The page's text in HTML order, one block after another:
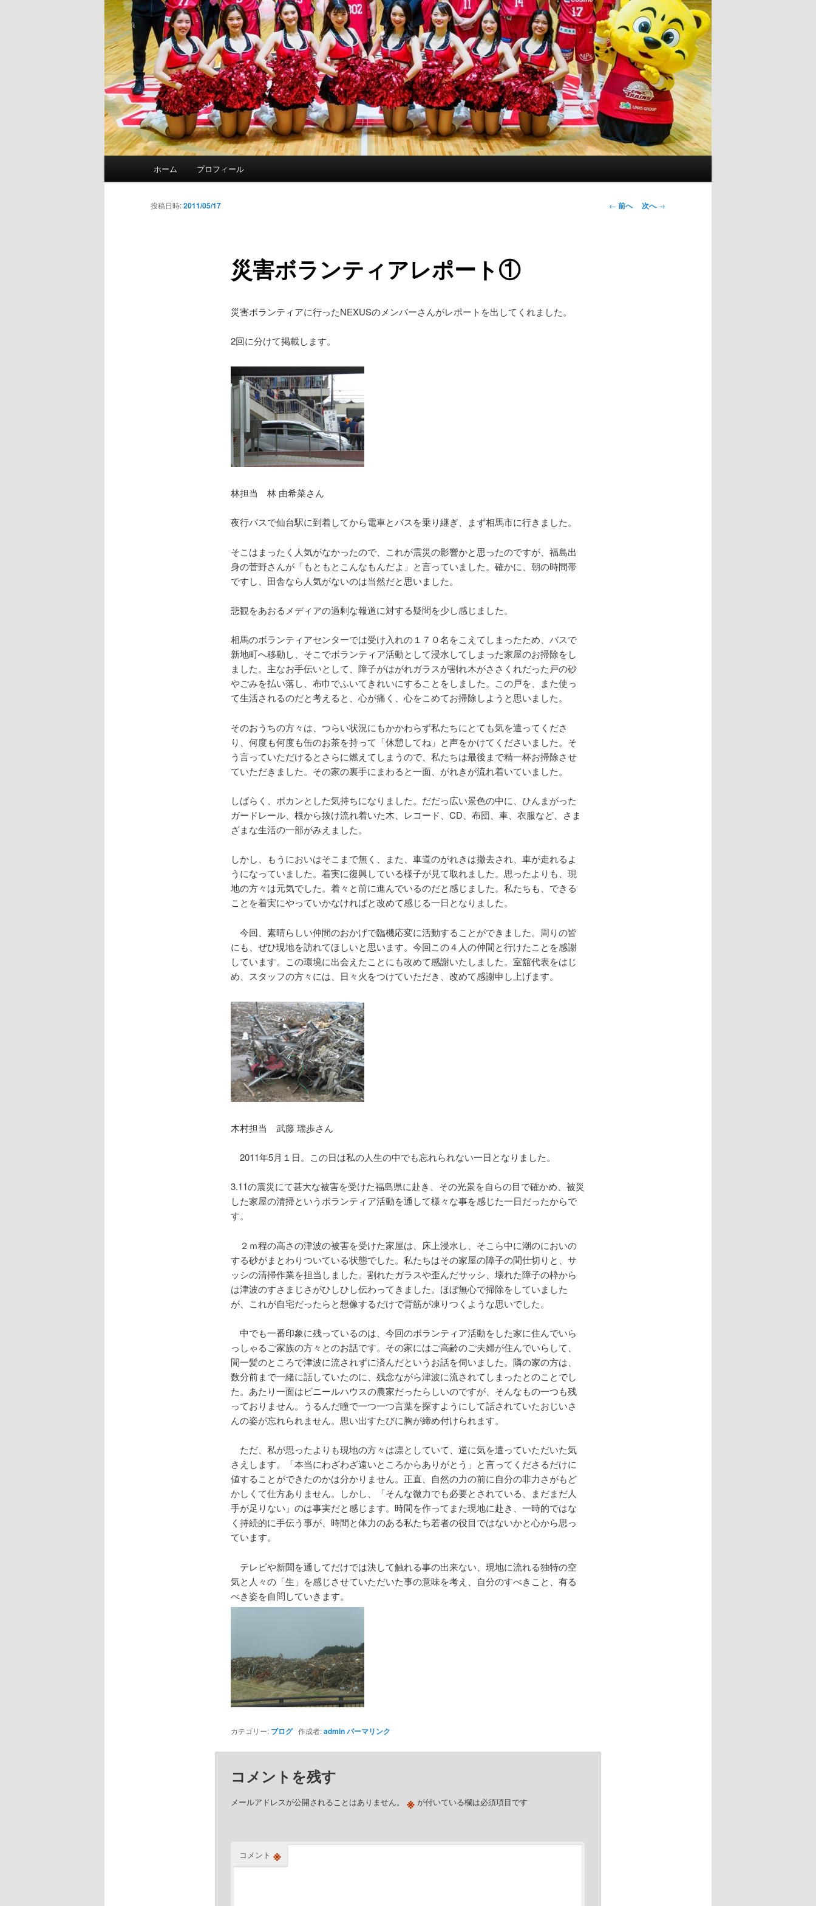
ホーム プロフィール
投
← 前へ 次へ→
災害ボランティアレポート①
投稿日時:2011/05/17
災害ボランティアに行ったNEXUSのメンバーさんがレポートを出してくれました。
2回に分けて掲載します。
林担当 林 由希菜さん
夜行バスで仙台駅に到着してから電車とバスを乗り継ぎ、まず相馬市に行きました。
そこはまったく人気がなかったので、これが震災の影響かと思ったのですが、福島出
身の菅野さんが「もともとこんなもんだよ」と言っていました。確かに、朝の時間帯
ですし、田舎なら人気がないのは当然だと思いました。
悲観をあおるメディアの過剰な報道に対する疑問を少し感じました。
相馬のボランティアセンターでは受け入れの１７０名をこえてしまったため、バスで
新地町へ移動し、そこでボランティア活動として浸水してしまった家屋のお掃除をし
ました。主なお手伝いとして、障子がはがれガラスが割れ木がささくれだった戸の砂
やごみを払い落し、布巾でふいてきれいにすることをしました。この戸を、また使っ
て生活されるのだと考えると、心が痛く、心をこめてお掃除しようと思いました。
そのおうちの方々は、つらい状況にもかかわらず私たちにとても気を遣ってくださ
り、何度も何度も缶のお茶を持って「休憩してね」と声をかけてくださいました。そ
う言っていただけるとさらに燃えてしまうので、私たちは最後まで精一杯お掃除させ
ていただきました。その家の裏手にまわると一面、がれきが流れ着いていました。
しばらく、ポカンとした気持ちになりました。だだっ広い景色の中に、ひんまがった
ガードレール、根から抜け流れ着いた木、レコード、CD、布団、車、衣服など、さま
ざまな生活の一部がみえました。
しかし、もうにおいはそこまで無く、また、車道のがれきは撤去され、車が走れるよ
うになっていました。着実に復興している様子が見て取れました。思ったよりも、現
地の方々は元気でした。着々と前に進んでいるのだと感じました。私たちも、できる
ことを着実にやっていかなければと改めて感じる一日となりました。
今回、素晴らしい仲間のおかげで臨機応変に活動することができました。周りの皆
にも、ぜひ現地を訪れてほしいと思います。今回この４人の仲間と行けたことを感謝
しています。この環境に出会えたことにも改めて感謝いたしました。室舘代表をはじ
め、スタッフの方々には、日々火をつけていただき、改めて感謝申し上げます。
木村担当 武藤 瑞歩さん
2011年5月１日。この日は私の人生の中でも忘れられない一日となりました。
3.11の震災にて甚大な被害を受けた福島県に赴き、その光景を自らの目で確かめ、被災
した家屋の清掃というボランティア活動を通して様々な事を感じた一日だったからで
す。
２ｍ程の高さの津波の被害を受けた家屋は、床上浸水し、そこら中に潮のにおいの
する砂がまとわりついている状態でした。私たちはその家屋の障子の間仕切りと、サ
ッシの清掃作業を担当しました。割れたガラスや歪んだサッシ、壊れた障子の枠から
は津波のすさまじさがひしひし伝わってきました。ほぼ無心で掃除をしていました
が、これが自宅だったらと想像するだけで背筋が凍りつくような思いでした。
中でも一番印象に残っているのは、今回のボランティア活動をした家に住んでいら
っしゃるご家族の方々とのお話です。その家にはご高齢のご夫婦が住んでいらして、
間一髪のところで津波に流されずに済んだというお話を伺いました。隣の家の方は、
数分前まで一緒に話していたのに、残念ながら津波に流されてしまったとのことでし
た。あたり一面はビニールハウスの農家だったらしいのですが、そんなもの一つも残
っておりません。うるんだ瞳で一つ一つ言葉を探すようにして話されていたおじいさ
んの姿が忘れられません。思い出すたびに胸が締め付けられます。
ただ、私が思ったよりも現地の方々は凛としていて、逆に気を遣っていただいた気
さえします。「本当にわざわざ遠いところからありがとう」と言ってくださるだけに
値することができたのかは分かりません。正直、自然の力の前に自分の非力さがもど
かしくて仕方ありません。しかし、「そんな微力でも必要とされている、まだまだ人
手が足りない」のは事実だと感じます。時間を作ってまた現地に赴き、一時的ではな
く持続的に手伝う事が、時間と体力のある私たち若者の役目ではないかと心から思っ
ています。
テレビや新聞を通してだけでは決して触れる事の出来ない、現地に流れる独特の空
気と人々の「生」を感じさせていただいた事の意味を考え、自分のすべきこと、有る
べき姿を自問していきます。
カテゴリー: ブログ作成者:adminパーマリンク
コメントを残す
メールアドレスが公開されることはありません。 ※が付いている欄は必須項目です
コメント ※